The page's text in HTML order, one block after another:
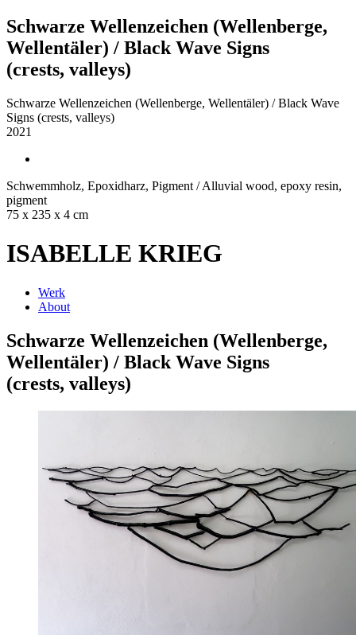
Schwarze Wellenzeichen (Wellenberge,
Wellentäler) / Black Wave Signs
(crests, valleys)
Schwarze Wellenzeichen (Wellenberge, Wellentäler) / Black Wave
Signs (crests, valleys)
2021
Schwemmholz, Epoxidharz, Pigment / Alluvial wood, epoxy resin,
pigment
75 x 235 x 4 cm
ISABELLE KRIEG
Werk
About
Schwarze Wellenzeichen (Wellenberge,
Wellentäler) / Black Wave Signs
(crests, valleys)